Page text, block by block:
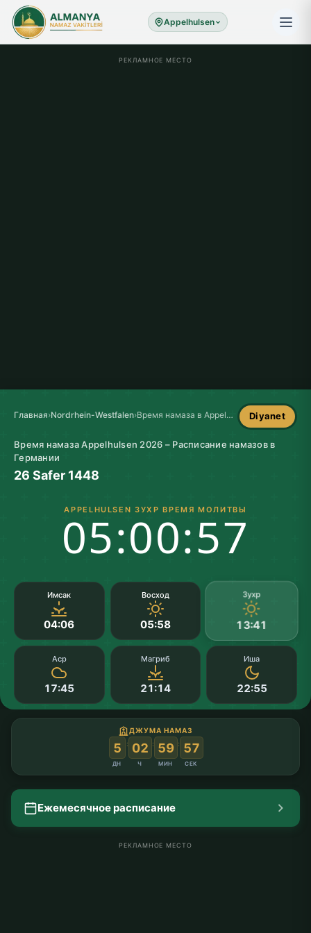
Appelhulsen
РЕКЛАМНОЕ МЕСТО
Главная›Nordrhein-Westfalen› Время намаза в Appelhulsen Diyanet
Время намаза Appelhulsen 2026 – Расписание намазов в
Германии
26 Safer 1448
APPELHULSEN ЗУХР ВРЕМЯ МОЛИТВЫ
05:00:57
Имсак
04:06
Восход
05:58
Зухр
13:41
Аср
17:45
Магриб
21:14
Иша
22:55
ДЖУМА НАМАЗ
5
ДН
: 02
Ч
: 59
МИН
: 57
СЕК
Ежемесячное расписание
РЕКЛАМНОЕ МЕСТО